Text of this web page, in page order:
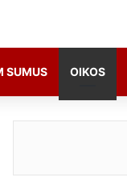
SUMUS OIKOS